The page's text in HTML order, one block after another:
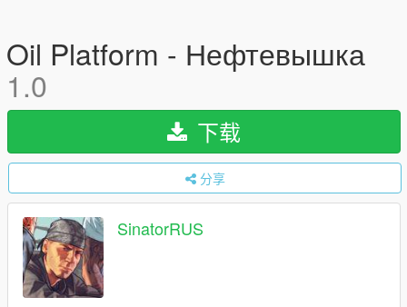
Oil Platform - Нефтевышка
1.0
下载
分享
SinatorRUS